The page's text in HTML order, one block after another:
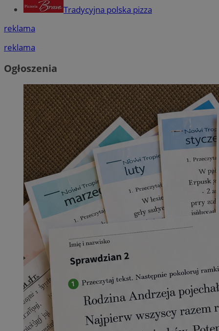
Tradycyjna polska pizza
reklama
reklama
Ogłoszenia